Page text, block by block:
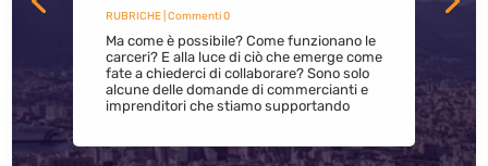
RUBRICHE| Commenti 0
Ma come è possibile? Come funzionano le
carceri? E alla luce di ciò che emerge come
fate a chiederci di collaborare? Sono solo
alcune delle domande di commercianti e
imprenditori che stiamo supportando